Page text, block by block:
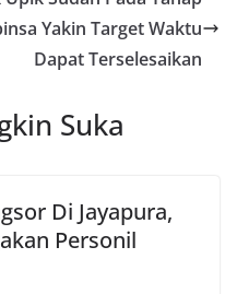
Yakin Target Waktu
Dapat Terselesaikan
Suka
Di Jayapura,
Personil